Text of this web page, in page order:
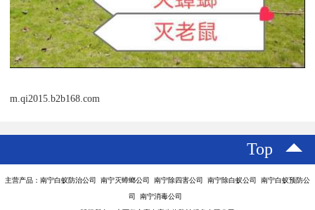
m.qi2015.b2b168.com
Top
主营产品：南宁白蚁防治公司 南宁灭蟑螂公司 南宁除四害公司 南宁除白蚁公司 南宁白蚁预防公
司 南宁消毒公司